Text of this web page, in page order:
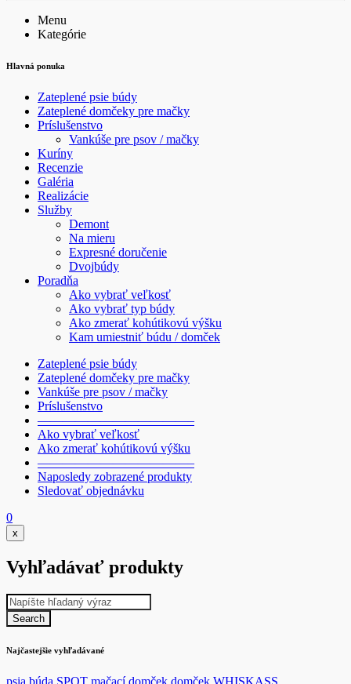
Menu
Kategórie
Hlavná ponuka
Zateplené psie búdy
Zateplené domčeky pre mačky
Príslušenstvo
Vankúše pre psov / mačky
Kuríny
Recenzie
Galéria
Realizácie
Služby
Demont
Na mieru
Expresné doručenie
Dvojbúdy
Poradňa
Ako vybrať veľkosť
Ako vybrať typ búdy
Ako zmerať kohútikovú výšku
Kam umiestniť búdu / domček
Zateplené psie búdy
Zateplené domčeky pre mačky
Vankúše pre psov / mačky
Príslušenstvo
————————————–
Ako vybrať veľkosť
Ako zmerať kohútikovú výšku
————————————–
Naposledy zobrazené produkty
Sledovať objednávku
0
x
Vyhľadávať produkty
Najčastejšie vyhľadávané